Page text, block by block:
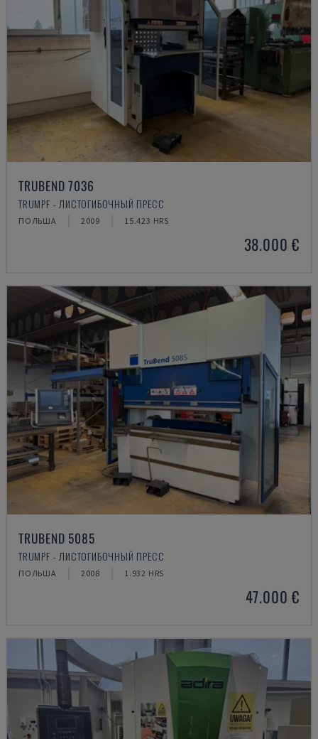
TRUBEND 7036
TRUMPF - ЛИСТОГИБОЧНЫЙ ПРЕСС
ПОЛЬША 2009 15.423 HRS
38.000 €
TRUBEND 5085
TRUMPF - ЛИСТОГИБОЧНЫЙ ПРЕСС
ПОЛЬША 2008 1.932 HRS
47.000 €